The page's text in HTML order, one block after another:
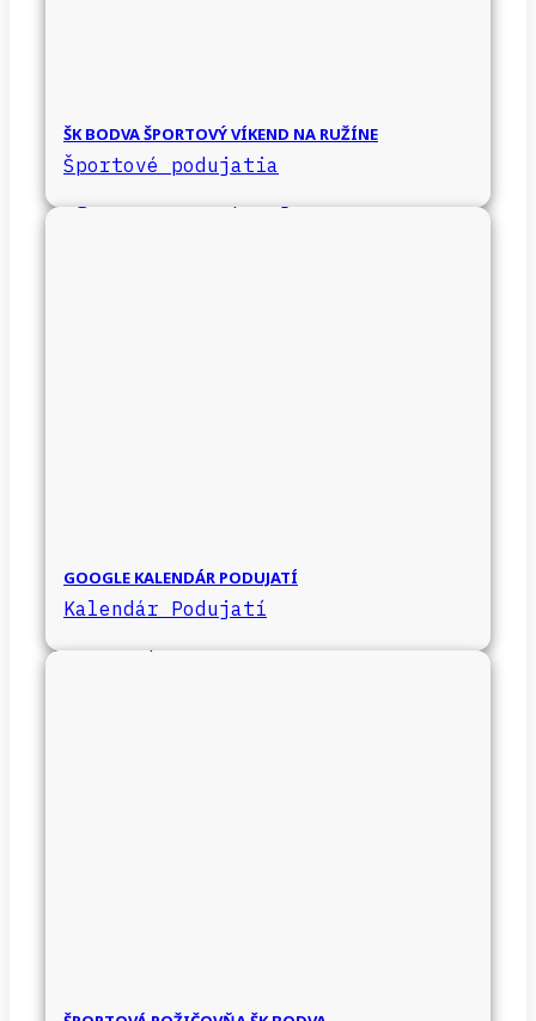
ŠK BODVA ŠPORTOVÝ VÍKEND NA RUŽÍNE
Športové podujatia
GOOGLE KALENDÁR PODUJATÍ
Kalendár Podujatí